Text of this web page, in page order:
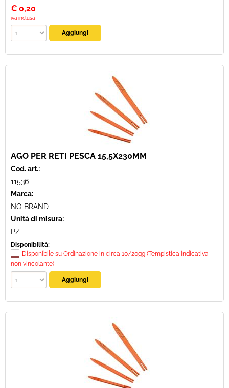
€ 0,20
iva inclusa
AGO PER RETI PESCA 15,5X230MM
Cod. art.:
11536
Marca:
NO BRAND
Unità di misura:
PZ
Disponibilità:
Disponibile su Ordinazione in circa 10/20gg (Tempistica indicativa
non vincolante)